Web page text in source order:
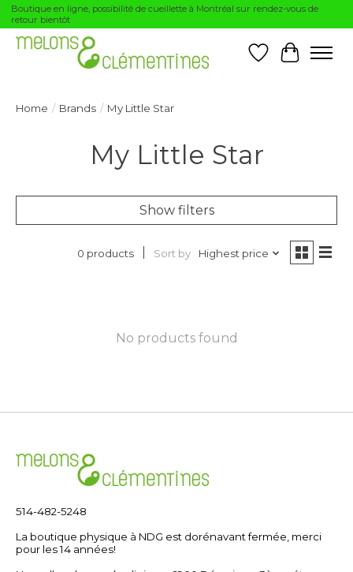
Boutique en ligne, possibilité de cueillette à Montréal sur rendez-vous de
retour bientôt
WishlistCart
Home / Brands / My Little Star
My Little Star
Show filters
0 products Sort by Highest price
No products found
514-482-5248
La boutique physique à NDG est dorénavant fermée, merci
pour les 14 années!